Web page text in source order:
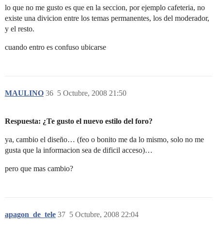
lo que no me gusto es que en la seccion, por ejemplo cafeteria, no
existe una divicion entre los temas permanentes, los del moderador,
y el resto.
cuando entro es confuso ubicarse
MAULINO 5 Octubre, 2008 21:50
36
Respuesta: ¿Te gusto el nuevo estilo del foro?
ya, cambio el diseño… (feo o bonito me da lo mismo, solo no me
gusta que la informacion sea de dificil acceso)…
pero que mas cambio?
apagon_de_tele 5 Octubre, 2008 22:04
37